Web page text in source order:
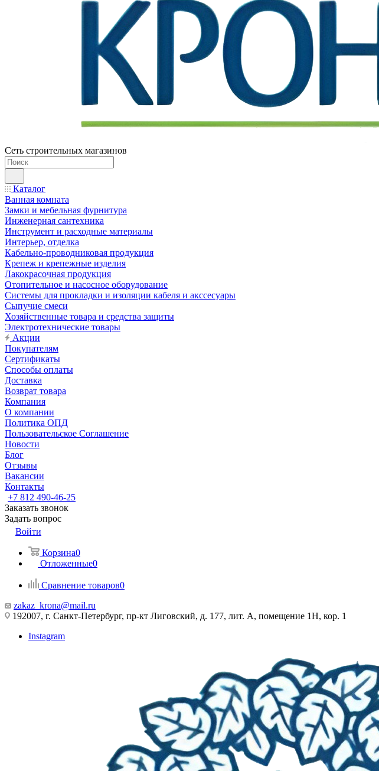
Сеть строительных магазинов
Каталог
Ванная комната
Замки и мебельная фурнитура
Инженерная сантехника
Инструмент и расходные материалы
Интерьер, отделка
Кабельно-проводниковая продукция
Крепеж и крепежные изделия
Лакокрасочная продукция
Отопительное и насосное оборудование
Системы для прокладки и изоляции кабеля и акссесуары
Сыпучие смеси
Хозяйственные товара и средства защиты
Электротехнические товары
Акции
Покупателям
Сертификаты
Способы оплаты
Доставка
Возврат товара
Компания
О компании
Политика ОПД
Пользовательское Соглашение
Новости
Блог
Отзывы
Вакансии
Контакты
+7 812 490-46-25
Заказать звонок
Задать вопрос
Войти
Корзина0
Отложенные0
Сравнение товаров0
zakaz_krona@mail.ru
192007, г. Санкт-Петербург, пр-кт Лиговский, д. 177, лит. А, помещение 1Н, кор. 1
Instagram